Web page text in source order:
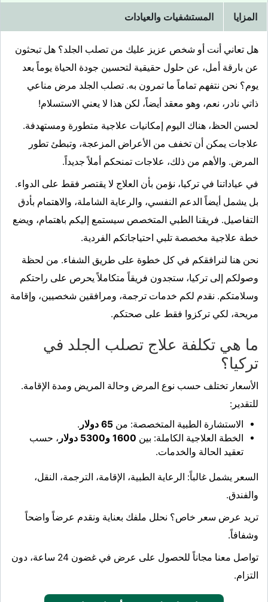
المزايا المستشفيات والعيادات
هل تعاني أنت أو شخص عزيز عليك من تصلب الجلد؟ هل تبحثون
عن بارقة أمل، عن حلول حقيقية لتحسين جودة الحياة يوماً بعد
يوم؟ نحن نتفهم تماماً ما تمرون به. تصلب الجلد مرض مناعي
ذاتي نادر، نعم، وهو معقد أيضاً، لكن هذا لا يعني الاستسلام!
لحسن الحظ، هناك اليوم إمكانيات علاجية متطورة ومستهدفة.
علاجات يمكن أن تخفف من الأعراض المزعجة، وتبطئ تطور
المرض. والأهم من ذلك، علاجات تمنحكم أملاً جديداً.
في عياداتنا في تركيا، نؤمن بأن العلاج لا يقتصر فقط على الدواء.
بل يشمل أيضاً الدعم النفسي، والرعاية الشاملة، والاهتمام بأدق
التفاصيل. فريقنا الطبي المتخصص سيستمع إليكم باهتمام، ويضع
خطة علاجية مخصصة تلبي احتياجاتكم الفردية.
نحن هنا لنرافقكم في كل خطوة على طريق الشفاء. من لحظة
وصولكم إلى تركيا، ستجدون فريقاً متكاملاً يحرص على راحتكم
وسلامتكم. نقدم لكم خدمات ترجمة، ومرافقين شخصيين، وإقامة
مريحة، لكي تركزوا فقط على صحتكم.
ما هي تكلفة علاج تصلب الجلد في
تركيا؟
الأسعار تختلف حسب نوع المرض وحالة المريض ومدة الإقامة.
للتقدير:
الاستشارة الطبية المتخصصة: من 65 دولار
.
الخطة العلاجية الكاملة: بين 1600 و5300 دولار
، حسب
تعقيد الحالة والخدمات.
السعر يشمل غالباً: الرعاية الطبية، الإقامة، الترجمة، النقل،
والفندق.
تريد عرض سعر خاص؟ نحلل ملفك بعناية ونقدم عرضاً واضحاً
وشفافاً.
تواصل معنا مجاناً للحصول على عرض في غضون 24 ساعة، دون
التزام.